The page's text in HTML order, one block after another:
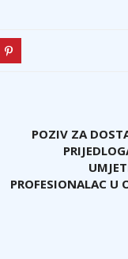
POZIV ZA
PROFESIONALAC U